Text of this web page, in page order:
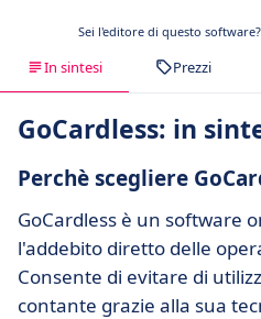
Sei l'editore di questo software?
In sintesi Prezzi
GoCardless: in
Perchè scegliere
GoCardless è un software
l'addebito diretto delle
Consente di evitare di
contante grazie alla sua